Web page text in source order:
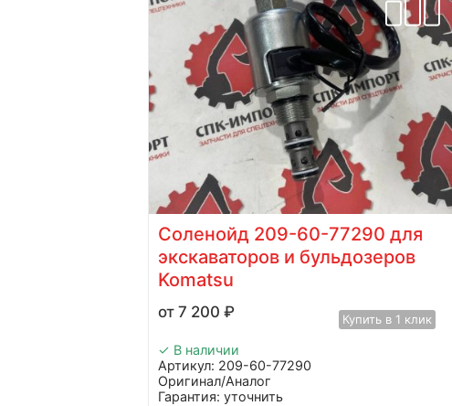
Соленойд 209-60-77290 для
экскаваторов и бульдозеров
Komatsu
7 200₽ Купить в 1 клик
✓ В наличии
Артикул: 209-60-77290
Оригинал/Аналог
Гарантия: уточнить